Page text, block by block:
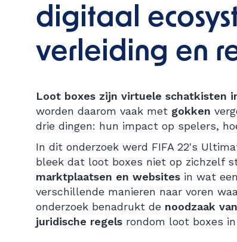
digitaal
verleiding en
Loot boxes zijn virtuele schatkisten
worden daarom vaak met gokken
drie dingen: hun impact op spelers,
In dit onderzoek werd FIFA 22's
bleek dat loot boxes niet op zichzelf
marktplaatsen en websites in wat een
verschillende manieren naar voren
onderzoek benadrukt de noodzaak
juridische regels rondom loot boxes in